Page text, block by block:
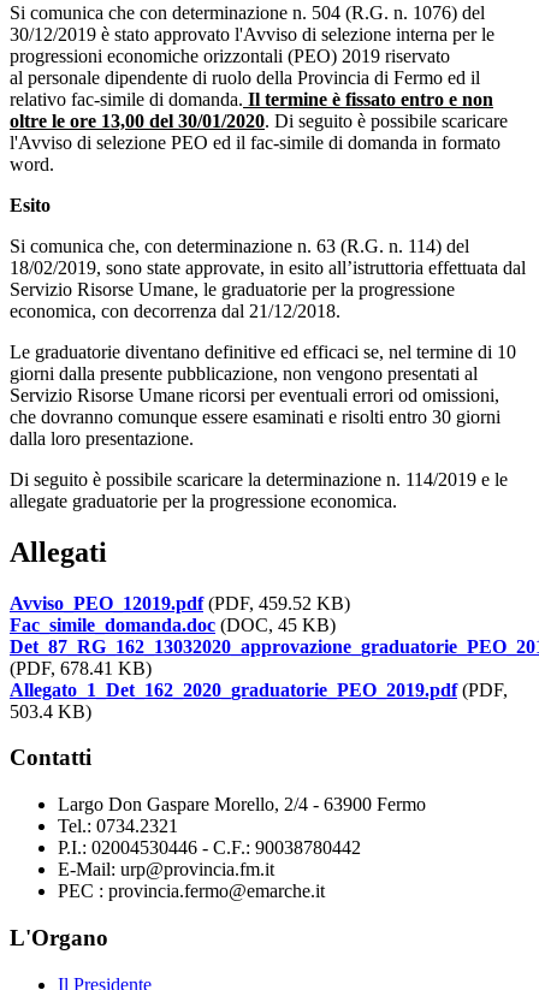
Si comunica che con determinazione n. 504 (R.G. n. 1076) del
30/12/2019 è stato approvato l'Avviso di selezione interna per le
progressioni economiche orizzontali (PEO) 2019 riservato
al personale dipendente di ruolo della Provincia di Fermo ed il
relativo fac-simile di domanda. Il termine è fissato entro e non
oltre le ore 13,00 del 30/01/2020. Di seguito è possibile scaricare
l'Avviso di selezione PEO ed il fac-simile di domanda in formato
word.
Esito
Si comunica che, con determinazione n. 63 (R.G. n. 114) del
18/02/2019, sono state approvate, in esito all’istruttoria effettuata dal
Servizio Risorse Umane, le graduatorie per la progressione
economica, con decorrenza dal 21/12/2018.
Le graduatorie diventano definitive ed efficaci se, nel termine di 10
giorni dalla presente pubblicazione, non vengono presentati al
Servizio Risorse Umane ricorsi per eventuali errori od omissioni,
che dovranno comunque essere esaminati e risolti entro 30 giorni
dalla loro presentazione.
Di seguito è possibile scaricare la determinazione n. 114/2019 e le
allegate graduatorie per la progressione economica.
Allegati
Avviso_PEO_12019.pdf(PDF, 459.52 KB)
Fac_simile_domanda.doc (DOC, 45 KB)
(PDF, 678.41 KB)
Allegato_1_Det_162_2020_graduatorie_PEO_2019.pdf(PDF,
503.4 KB)
Contatti
Largo Don Gaspare Morello, 2/4 - 63900 Fermo
Tel.: 0734.2321
P.I.: 02004530446 - C.F.: 90038780442
E-Mail: urp@provincia.fm.it
PEC : provincia.fermo@emarche.it
L'Organo
Il Presidente